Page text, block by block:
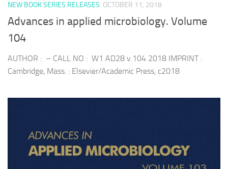
NEW BOOK SERIES RELEASES OCTOBER 11, 2018
Advances in applied microbiology. Volume
104
AUTHOR : – CALL NO : W1 AD28 v.104 2018 IMPRINT :
Cambridge, Mass. : Elsevier/Academic Press, c2018